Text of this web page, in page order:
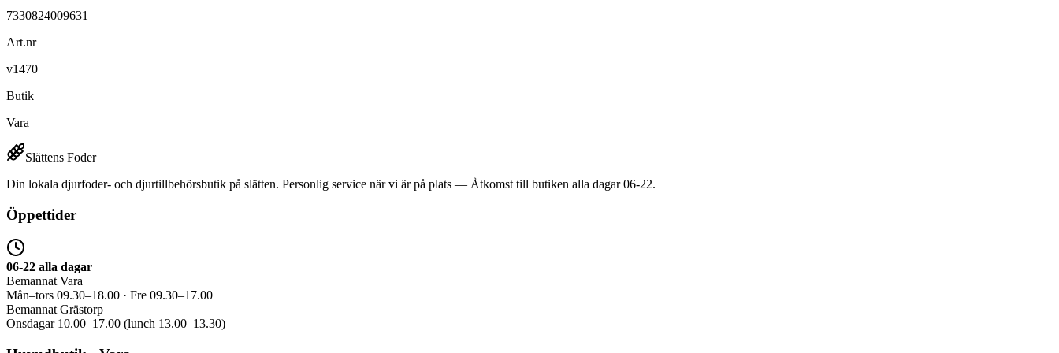
7330824009631
Art.nr
v1470
Butik
Vara
Slättens Foder
Din lokala djurfoder- och djurtillbehörsbutik på slätten. Personlig service när vi är på plats — Åtkomst till butiken alla dagar 06-22.
Öppettider
06-22 alla dagar
Bemannat Vara
Mån–tors 09.30–18.00 · Fre 09.30–17.00
Bemannat Grästorp
Onsdagar 10.00–17.00 (lunch 13.00–13.30)